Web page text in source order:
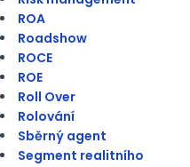
ROA
Roadshow
ROCE
ROE
Roll Over
Rolování
Sběrný agent
Segment realitního